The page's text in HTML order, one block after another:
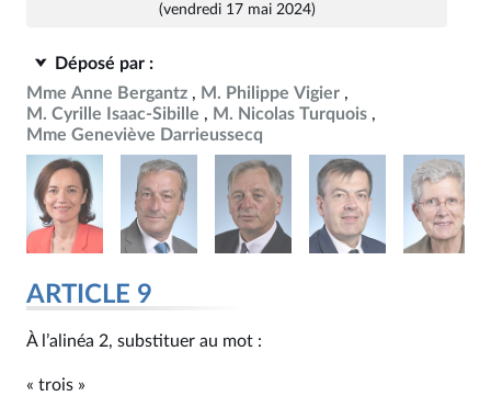
(vendredi 17 mai 2024)
Déposé par :
Mme Anne Bergantz
M. Philippe Vigier
M. Cyrille Isaac-Sibille
M. Nicolas Turquois
Mme Geneviève Darrieussecq
ARTICLE 9
À l’alinéa 2, substituer au mot :
« trois »